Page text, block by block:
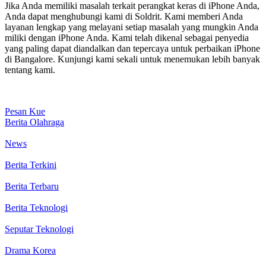
Jika Anda memiliki masalah terkait perangkat keras di iPhone Anda,
Anda dapat menghubungi kami di Soldrit. Kami memberi Anda
layanan lengkap yang melayani setiap masalah yang mungkin Anda
miliki dengan iPhone Anda. Kami telah dikenal sebagai penyedia
yang paling dapat diandalkan dan tepercaya untuk perbaikan iPhone
di Bangalore. Kunjungi kami sekali untuk menemukan lebih banyak
tentang kami.
Pesan Kue
Berita Olahraga
News
Berita Terkini
Berita Terbaru
Berita Teknologi
Seputar Teknologi
Drama Korea